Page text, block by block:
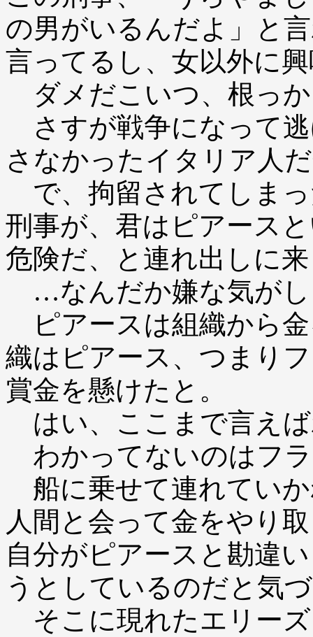
の男がいるんだよ」と
言ってるし、女以外に
ダメだこいつ、根っ
さすが戦争になって
さなかったイタリア人
で、拘留されてしま
刑事が、君はピアース
危険だ、と連れ出しに
…なんだか嫌な気がし
ピアースは組織から
織はピアース、つまり
賞金を懸けたと。
はい、ここまで言え
わかってないのはフ
船に乗せて連れてい
人間と会って金をやり
自分がピアースと勘違
うとしているのだと気
そこに現れたエリー